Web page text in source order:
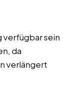
verfügbar sein
da
verlängert